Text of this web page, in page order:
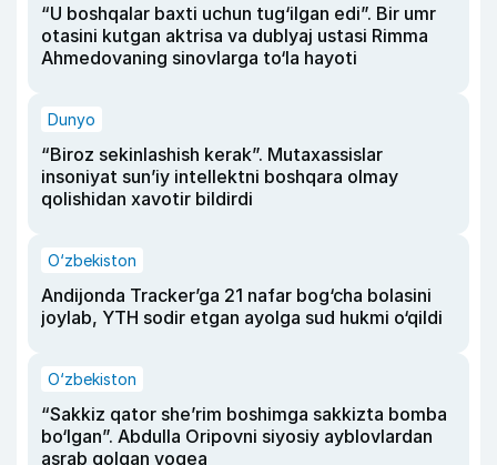
“U boshqalar baxti uchun tug‘ilgan edi”. Bir umr
otasini kutgan aktrisa va dublyaj ustasi Rimma
Ahmedovaning sinovlarga to‘la hayoti
Dunyo
“Biroz sekinlashish kerak”. Mutaxassislar
insoniyat sun’iy intellektni boshqara olmay
qolishidan xavotir bildirdi
O‘zbekiston
Andijonda Tracker’ga 21 nafar bog‘cha bolasini
joylab, YTH sodir etgan ayolga sud hukmi o‘qildi
O‘zbekiston
“Sakkiz qator she’rim boshimga sakkizta bomba
bo‘lgan”. Abdulla Oripovni siyosiy ayblovlardan
asrab qolgan voqea